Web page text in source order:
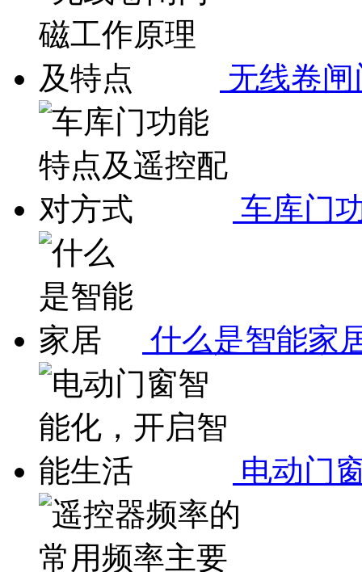
无线卷
车库门
什么是智能家
电动门